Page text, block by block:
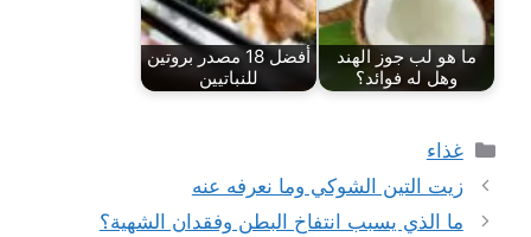
ما هو لب جوز الهند
وهل له فوائد؟
أفضل 18 مصدر بروتين
للنباتيين
التصنيفات
غذاء
زيت التين الشوكي وما نعرفه عنه
ما الذي يسبب انتفاخ البطن وفقدان الشهية؟